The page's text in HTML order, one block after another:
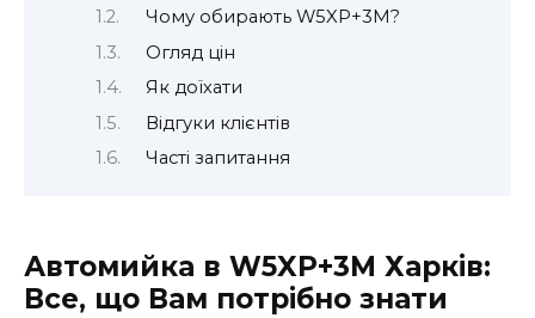
Чому обирають W5XP+3M?
Огляд цін
Як доїхати
Відгуки клієнтів
Часті запитання
Автомийка в W5XP+3M Харків:
Все, що Вам потрібно знати